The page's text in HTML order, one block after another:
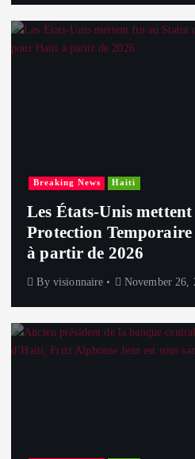
Breaking News Haiti
Les États-Unis
Protection
à partir de 2026
By visionnaire November 26,